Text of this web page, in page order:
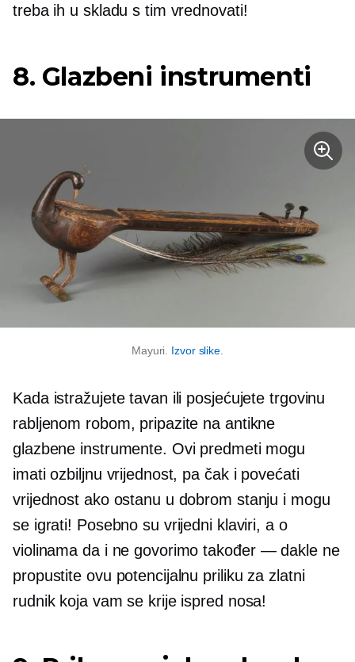
treba ih u skladu s tim vrednovati!
8. Glazbeni instrumenti
Mayuri. Izvor slike.
Kada istražujete tavan ili posjećujete trgovinu
rabljenom robom, pripazite na antikne
glazbene instrumente. Ovi predmeti mogu
imati ozbiljnu vrijednost, pa čak i povećati
vrijednost ako ostanu u dobrom stanju i mogu
se igrati! Posebno su vrijedni klaviri, a o
violinama da i ne govorimotakođer — daklene
propustite ovu potencijalnu priliku za zlatni
rudnik koja vam se krije ispred nosa!